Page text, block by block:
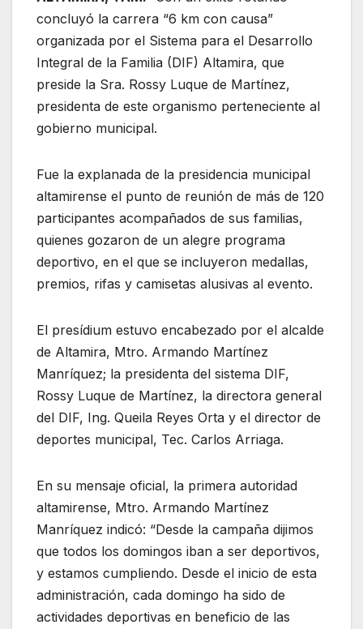
concluyó la carrera “6 km con causa”
organizada por el Sistema para el Desarrollo
Integral de la Familia (DIF) Altamira, que
preside la Sra. Rossy Luque de Martínez,
presidenta de este organismo perteneciente al
gobierno municipal.
Fue la explanada de la presidencia municipal
altamirense el punto de reunión de más de 120
participantes acompañados de sus familias,
quienes gozaron de un alegre programa
deportivo, en el que se incluyeron medallas,
premios, rifas y camisetas alusivas al evento.
El presídium estuvo encabezado por el alcalde
de Altamira, Mtro. Armando Martínez
Manríquez; la presidenta del sistema DIF,
Rossy Luque de Martínez, la directora general
del DIF, Ing. Queila Reyes Orta y el director de
deportes municipal, Tec. Carlos Arriaga.
En su mensaje oficial, la primera autoridad
altamirense, Mtro. Armando Martínez
Manríquez indicó: “Desde la campaña dijimos
que todos los domingos iban a ser deportivos,
y estamos cumpliendo. Desde el inicio de esta
administración, cada domingo ha sido de
actividades deportivas en beneficio de las